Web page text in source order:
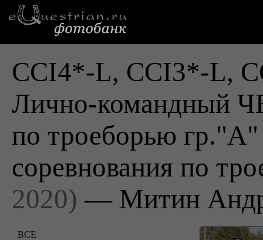
CCI4*-L, CCI3*-L,
Лично-
по троеборью
соревнования по
2020) — Митин
ВСЕ